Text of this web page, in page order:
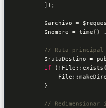
        ]);
$archivo =
$nombre = time()
// Ruta principal
$rutaDestino =
if (!File::exists(
        }
// Redimensionar